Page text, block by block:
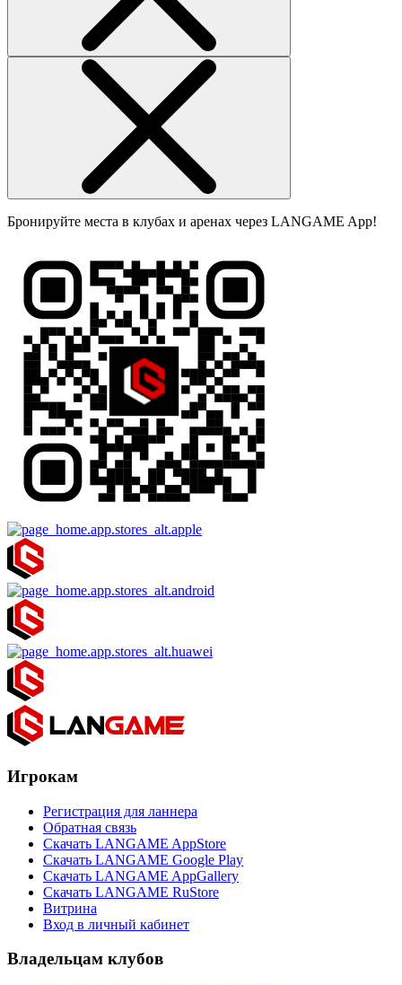
Бронируйте места в клубах и аренах через LANGAME App!
Игрокам
Регистрация для ланнера
Обратная связь
Скачать LANGAME AppStore
Скачать LANGAME Google Play
Скачать LANGAME AppGallery
Скачать LANGAME RuStore
Витрина
Вход в личный кабинет
Владельцам клубов